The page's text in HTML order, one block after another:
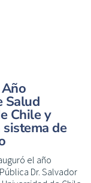
Salud
Chile y
de
el año
Dr. Salvador